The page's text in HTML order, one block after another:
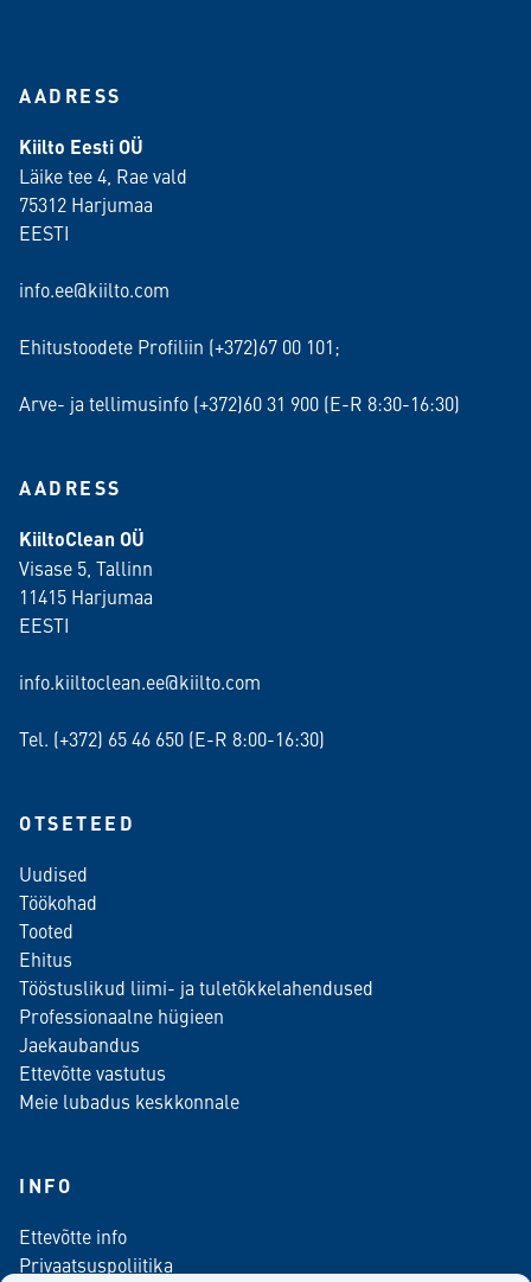
AADRESS
Kiilto Eesti OÜ
Läike tee 4, Rae vald
75312 Harjumaa
EESTI
info.ee@kiilto.com
Ehitustoodete Profiliin (+372)67 00 101;
Arve- ja tellimusinfo (+372)60 31 900 (E-R 8:30-16:30)
AADRESS
KiiltoClean OÜ
Visase 5, Tallinn
11415 Harjumaa
EESTI
info.kiiltoclean.ee@kiilto.com
Tel. (+372) 65 46 650 (E-R 8:00-16:30)
OTSETEED
Uudised
Töökohad
Tooted
Ehitus
Tööstuslikud liimi- ja tuletõkkelahendused
Professionaalne hügieen
Jaekaubandus
Ettevõtte vastutus
Meie lubadus keskkonnale
INFO
Ettevõtte info
Privaatsuspoliitika